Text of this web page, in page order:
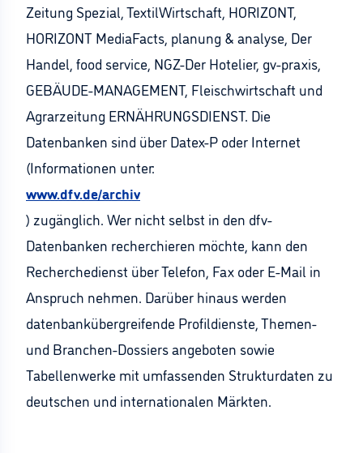
Zeitung Spezial, TextilWirtschaft, HORIZONT,
HORIZONT MediaFacts, planung & analyse, Der
Handel, food service, NGZ-Der Hotelier, gv-praxis,
GEBÄUDE-MANAGEMENT, Fleischwirtschaft und
Agrarzeitung ERNÄHRUNGSDIENST. Die
Datenbanken sind über Datex-P oder Internet
(Informationen unter:
www.dfv.de/archiv
) zugänglich. Wer nicht selbst in den dfv-
Datenbanken recherchieren möchte, kann den
Recherchedienst über Telefon, Fax oder E-Mail in
Anspruch nehmen. Darüber hinaus werden
datenbankübergreifende Profildienste, Themen-
und Branchen-Dossiers angeboten sowie
Tabellenwerke mit umfassenden Strukturdaten zu
deutschen und internationalen Märkten.